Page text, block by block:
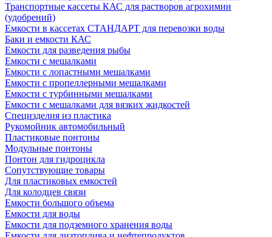
Транспортные кассеты КАС для растворов агрохимии
(удобрений)
Емкости в кассетах СТАНДАРТ для перевозки воды
Баки и емкости КАС
Емкости для разведения рыбы
Емкости с мешалками
Емкости с лопастными мешалками
Емкости с пропеллерными мешалками
Емкости с турбинными мешалками
Емкости с мешалками для вязких жидкостей
Специзделия из пластика
Рукомойник автомобильный
Пластиковые понтоны
Модульные понтоны
Понтон для гидроцикла
Сопутствующие товары
Для пластиковых емкостей
Для колодцев связи
Емкости большого объема
Емкости для воды
Емкости для подземного хранения воды